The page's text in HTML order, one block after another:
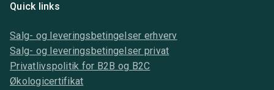
Quick links
Salg- og leveringsbetingelser erhverv
Salg- og leveringsbetingelser privat
Privatlivspolitik for B2B og B2C
Økologicertifikat